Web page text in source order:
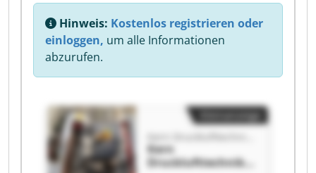
Hinweis: Kostenlos registrieren oder
einloggen, um alle Informationen
abzurufen.
Kern
Drucklufttechnik